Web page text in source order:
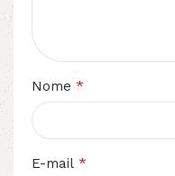
Nome *
E-mail *